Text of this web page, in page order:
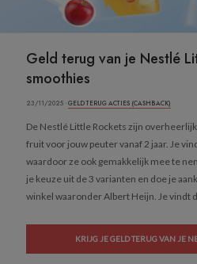
Geld terug van je Nestlé
smoothies
23/11/2025 ·GELD TERUG ACTIES (CASHBACK)
De Nestlé Little Rockets zijn
fruit voor jouw peuter vanaf 2 jaar. Je
waardoor ze ook gemakkelijk mee te
je keuze uit de 3 varianten en doe je
winkel waaronder Albert Heijn. Je vindt
KRIJG JE GELD TERUG VAN JE